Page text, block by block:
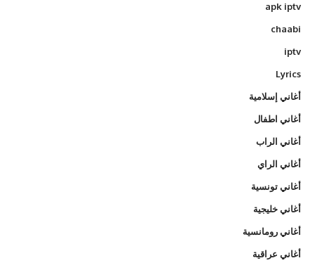
apk iptv
chaabi
iptv
Lyrics
أغاني إسلامية
أغاني اطفال
أغاني الراب
أغاني الراي
أغاني تونسية
أغاني خليجية
أغاني رومانسية
أغاني عراقية